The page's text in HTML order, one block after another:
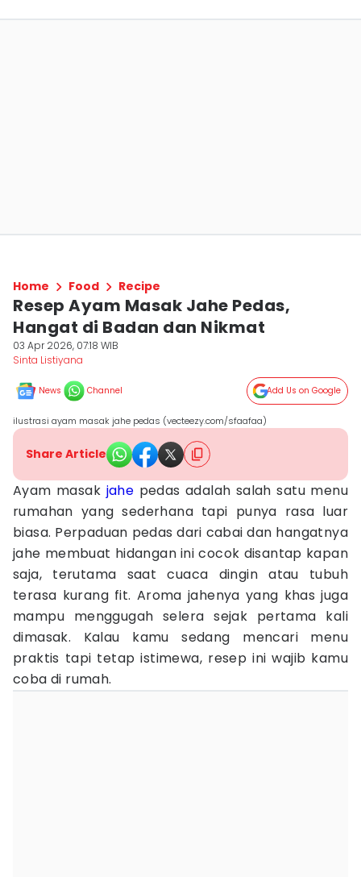
Home Food Recipe
Resep Ayam Masak Jahe Pedas,
Hangat di Badan dan Nikmat
03 Apr 2026, 07:18 WIB
Sinta Listiyana
News Channel Add Us on Google
ilustrasi ayam masak jahe pedas (vecteezy.com/sfaafaa)
Share Article
Ayam masak jahe pedas adalah salah satu menu
rumahan yang sederhana tapi punya rasa luar
biasa. Perpaduan pedas dari cabai dan hangatnya
jahe membuat hidangan ini cocok disantap kapan
saja, terutama saat cuaca dingin atau tubuh
terasa kurang fit. Aroma jahenya yang khas juga
mampu menggugah selera sejak pertama kali
dimasak. Kalau kamu sedang mencari menu
praktis tapi tetap istimewa, resep ini wajib kamu
coba di rumah.